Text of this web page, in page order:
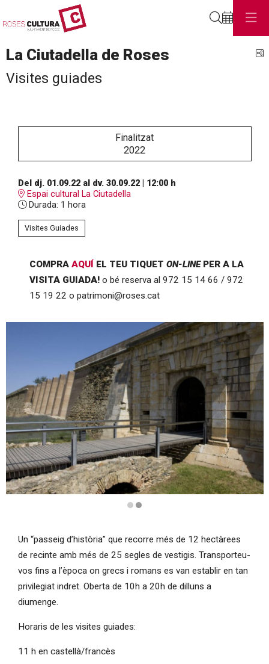
La Ciutadella de Roses
Visites guiades
Finalitzat
2022
Del dj. 01.09.22al dv. 30.09.22| 12:00 h
Espai cultural La Ciutadella
Durada: 1 hora
Visites Guiades
COMPRA AQUÍ EL TEU TIQUET ON-LINE PER A LA
VISITA GUIADA! o bé reserva al 972 15 14 66 / 972
15 19 22 o patrimoni@roses.cat
Un “passeig d’història” que recorre més de 12 hectàrees
de recinte amb més de 25 segles de vestigis. Transporteu-
vos fins a l’època on grecs i romans es van establir en tan
privilegiat indret. Oberta de 10h a 20h de dilluns a
diumenge.
Horaris de les visites guiades:
11 h en castellà/francès